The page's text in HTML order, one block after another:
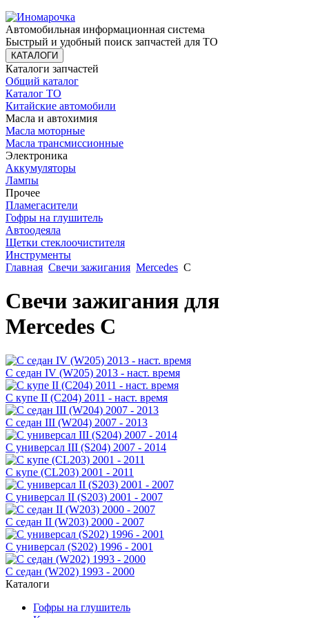
Автомобильная информационная система
Быстрый и удобный поиск запчастей для ТО
КАТАЛОГИ
Каталоги запчастей
Общий каталог
Каталог ТО
Китайские автомобили
Масла и автохимия
Масла моторные
Масла трансмиссионные
Электроника
Аккумуляторы
Лампы
Прочее
Пламегасители
Гофры на глушитель
Автоодеяла
Щетки стеклоочистителя
Инструменты
Главная Свечи зажигания Mercedes C
Свечи зажигания для
Mercedes C
C седан IV (W205) 2013 - наст. время
C купе II (C204) 2011 - наст. время
C седан III (W204) 2007 - 2013
C универсал III (S204) 2007 - 2014
C купе (CL203) 2001 - 2011
C универсал II (S203) 2001 - 2007
C седан II (W203) 2000 - 2007
C универсал (S202) 1996 - 2001
C седан (W202) 1993 - 2000
Каталоги
Гофры на глушитель